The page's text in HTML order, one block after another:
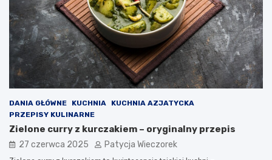
DANIA GŁÓWNE KUCHNIA
KUCHNIA AZJATYCKA
PRZEPISY KULINARNE
Zielone curry z kurczakiem – oryginalny przepis
27 czerwca 2025 Patycja Wieczorek